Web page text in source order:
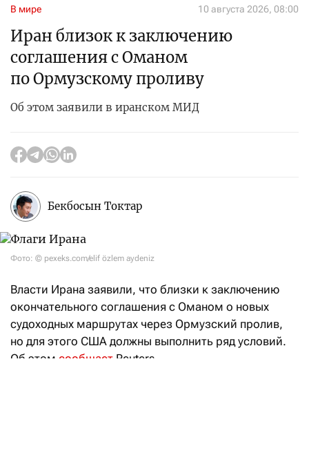
В мире 10 августа 2026, 08:00
Иран близок к заключению
соглашения с Оманом
по Ормузскому проливу
Об этом заявили в иранском МИД
Бекбосын Токтар
Фото: © pexeks.com/elif özlem aydeniz
Власти Ирана заявили, что близки к заключению
окончательного соглашения с Оманом о новых
судоходных маршрутах через Ормузский пролив,
но для этого США должны выполнить ряд условий.
Об этом сообщает Reuters.